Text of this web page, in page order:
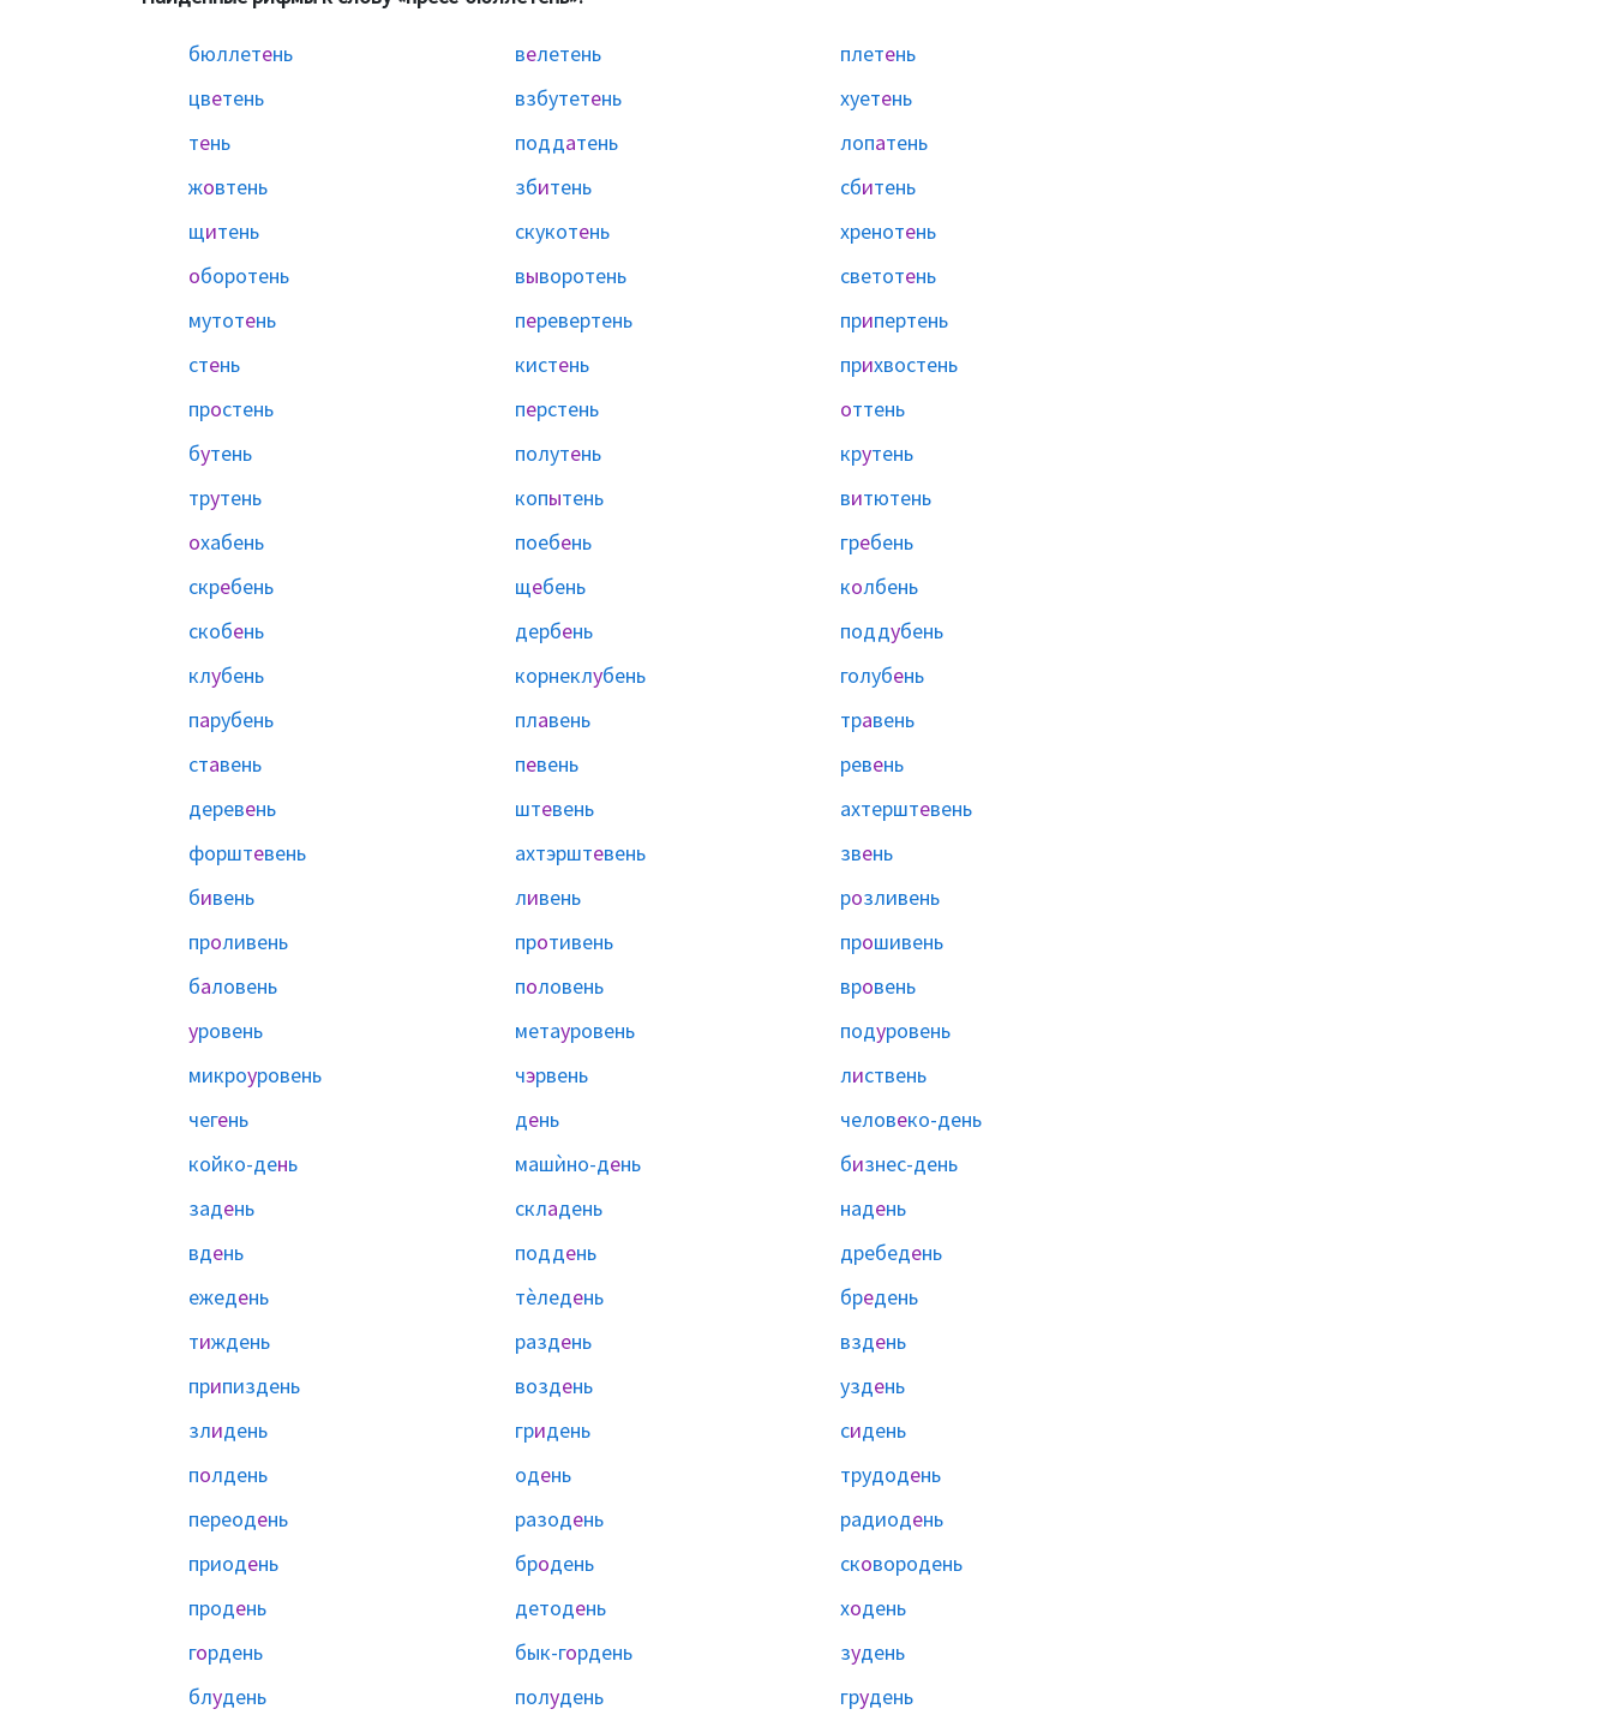
бюллетень велетень плетень
цветень взбутетень хуетень
тень поддатень лопатень
жовтень збитень сбитень
щитень скукотень хренотень
оборотень выворотень светотень
мутотень перевертень припертень
стень кистень прихвостень
простень перстень оттень
бутень полутень крутень
трутень копытень витютень
охабень поебень гребень
скребень щебень колбень
скобень дербень поддубень
клубень корнеклубень голубень
парубень плавень травень
ставень певень ревень
деревень штевень ахтерштевень
форштевень ахтэрштевень звень
бивень ливень розливень
проливень противень прошивень
баловень половень вровень
уровень метауровень подуровень
микроуровень чэрвень листвень
чегень день человеко-день
койко-день машѝно-день бизнес-день
задень складень надень
вдень поддень дребедень
ежедень тѐледень бредень
тиждень раздень вздень
припиздень воздень уздень
злидень гридень сидень
полдень одень трудодень
переодень разодень радиодень
приодень бродень сковородень
продень детодень ходень
гордень бык-гордень зудень
блудень полудень грудень